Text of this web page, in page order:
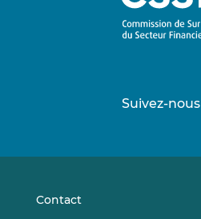
Suivez-nous
Contact